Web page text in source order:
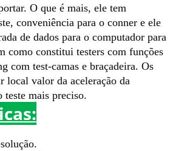
O que é mais, ele tem
conveniência para o conner e ele
de dados para o computador para
como constitui testers com funções
com test-camas e braçadeira. Os
local valor da aceleração da
teste mais preciso.